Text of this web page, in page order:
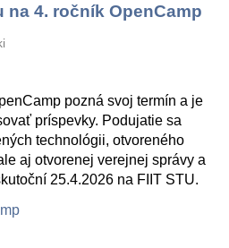
na 4. ročník OpenCamp
pozná svoj termín a je
príspevky. Podujatie sa
technológii, otvoreného
aj otvorenej verejnej správy a
25.4.2026 na FIIT STU.